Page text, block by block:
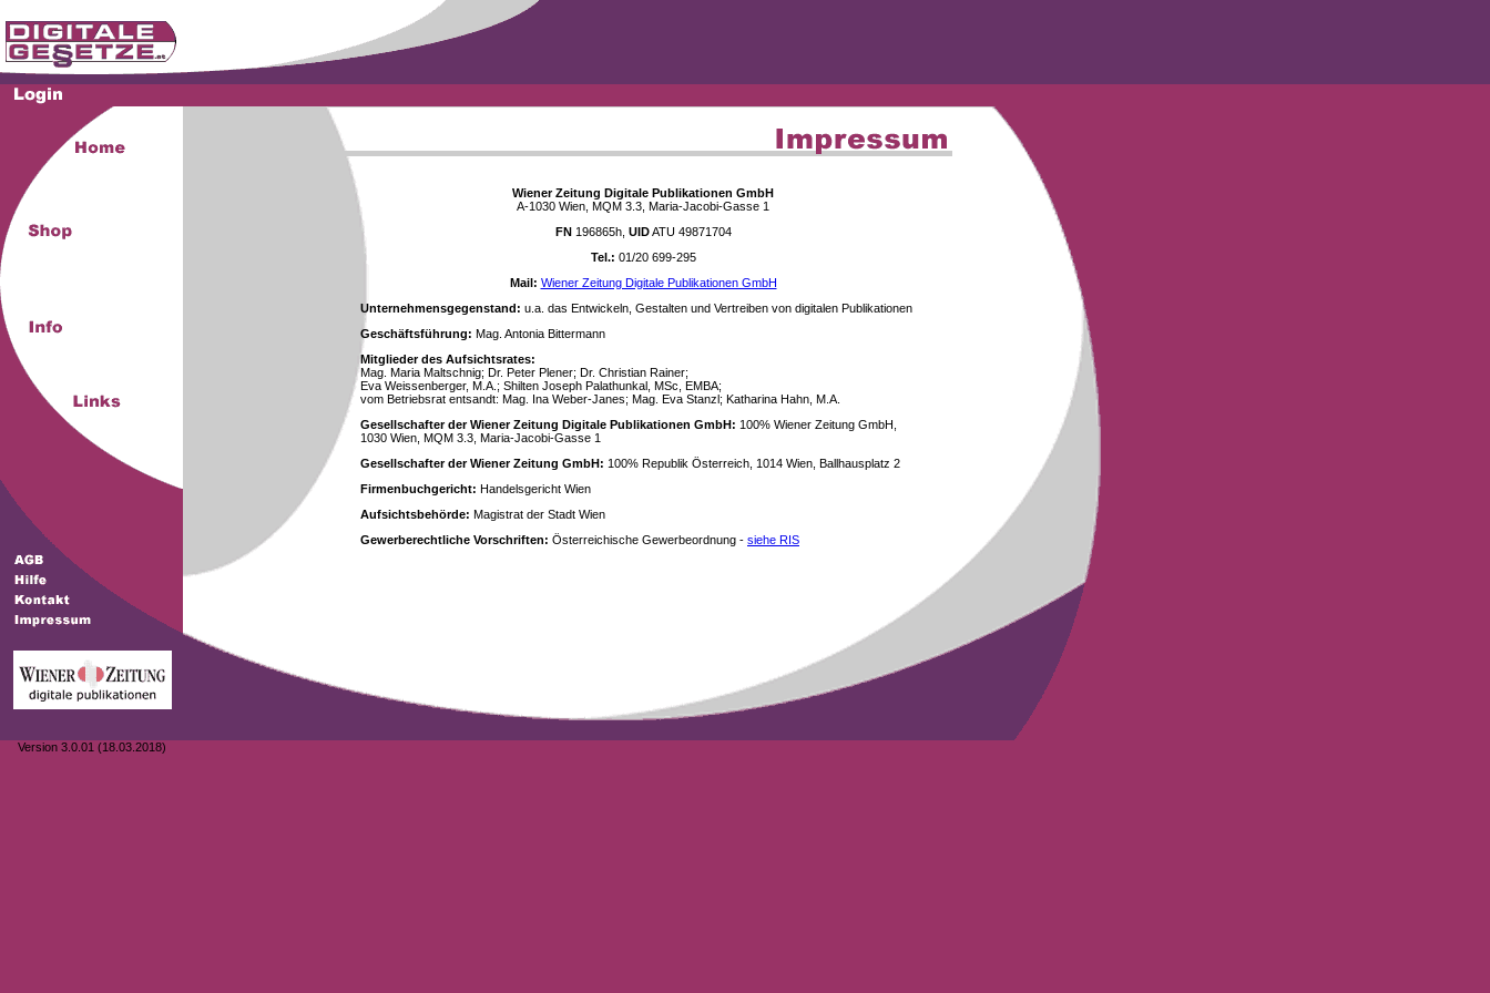
Version 3.0.01 (18.03.2018)
Wiener Zeitung Digitale Publikationen GmbH
A-1030 Wien, MQM 3.3, Maria-Jacobi-Gasse 1
FN196865h, UIDATU 49871704
Tel.: 01/20 699-295
Mail: Wiener Zeitung Digitale Publikationen GmbH
Unternehmensgegenstand: u.a. das Entwickeln, Gestalten und Vertreiben von digitalen Publikationen
Geschäftsführung: Mag. Antonia Bittermann
Mitglieder des Aufsichtsrates:
Mag. Maria Maltschnig; Dr. Peter Plener; Dr. Christian Rainer;
Eva Weissenberger, M.A.; Shilten Joseph Palathunkal, MSc, EMBA;
vom Betriebsrat entsandt: Mag. Ina Weber-Janes; Mag. Eva Stanzl; Katharina Hahn, M.A.
Gesellschafter der Wiener Zeitung Digitale Publikationen GmbH: 100% Wiener Zeitung GmbH,
1030 Wien, MQM 3.3, Maria-Jacobi-Gasse 1
Gesellschafter der Wiener Zeitung GmbH: 100% Republik Österreich, 1014 Wien, Ballhausplatz 2
Firmenbuchgericht: Handelsgericht Wien
Aufsichtsbehörde: Magistrat der Stadt Wien
Gewerberechtliche Vorschriften: Österreichische Gewerbeordnung - siehe RIS